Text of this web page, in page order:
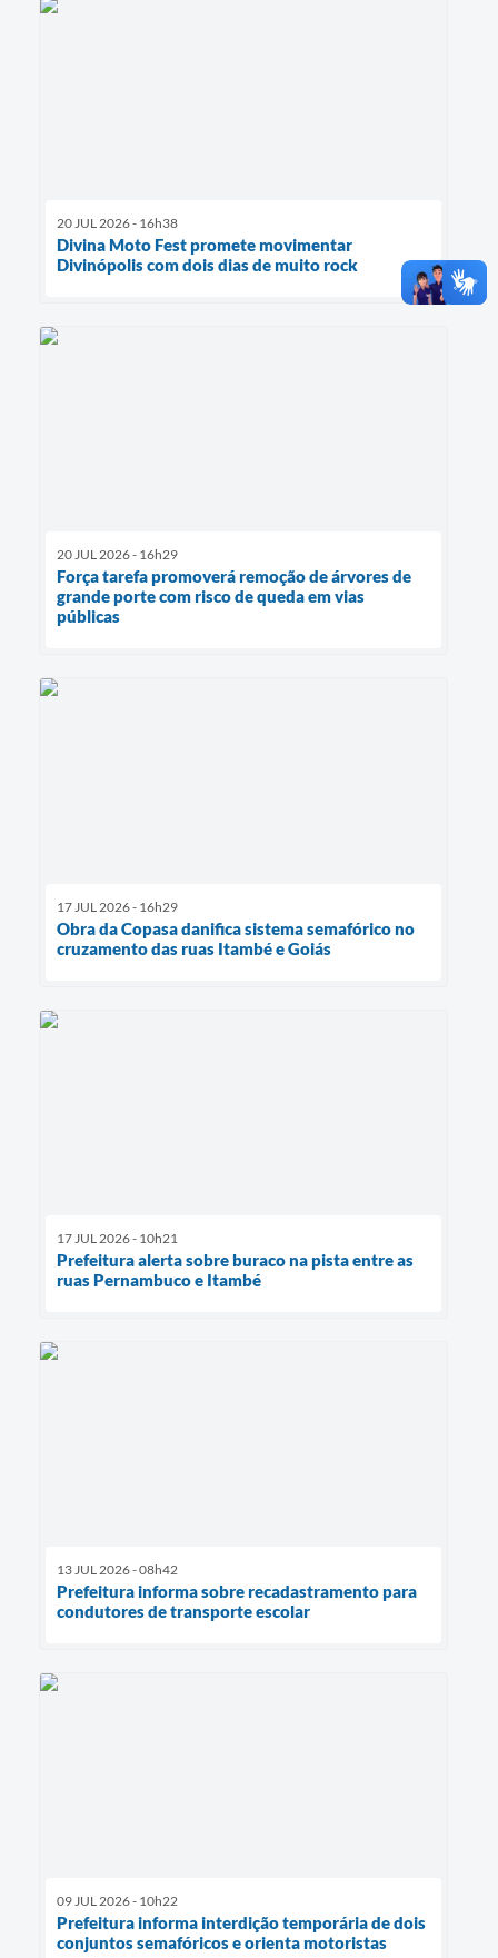
20 JUL 2026 - 16h38
Divina Moto Fest promete movimentar
Divinópolis com dois dias de muito rock
20 JUL 2026 - 16h29
Força tarefa promoverá remoção de árvores de
grande porte com risco de queda em vias
públicas
17 JUL 2026 - 16h29
Obra da Copasa danifica sistema semafórico no
cruzamento das ruas Itambé e Goiás
17 JUL 2026 - 10h21
Prefeitura alerta sobre buraco na pista entre as
ruas Pernambuco e Itambé
13 JUL 2026 - 08h42
Prefeitura informa sobre recadastramento para
condutores de transporte escolar
09 JUL 2026 - 10h22
Prefeitura informa interdição temporária de dois
conjuntos semafóricos e orienta motoristas